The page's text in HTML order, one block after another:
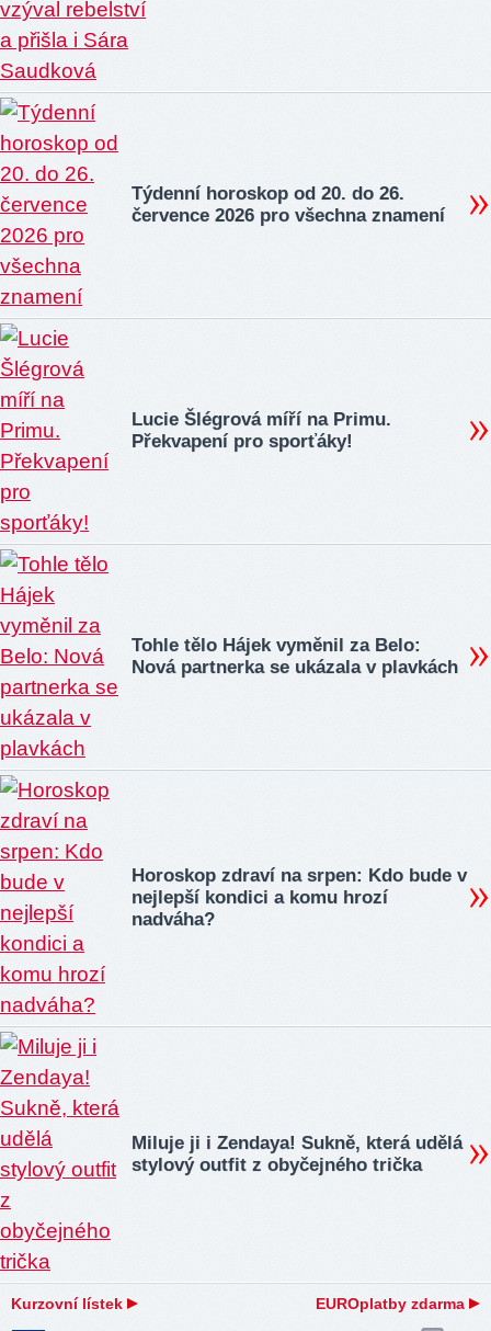
Týdenní horoskop od 20. do 26.
července 2026 pro všechna znamení
Lucie Šlégrová míří na Primu.
Překvapení pro sporťáky!
Tohle tělo Hájek vyměnil za Belo:
Nová partnerka se ukázala v plavkách
Horoskop zdraví na srpen: Kdo bude v
nejlepší kondici a komu hrozí
nadváha?
Miluje ji i Zendaya! Sukně, která udělá
stylový outfit z obyčejného trička
Kurzovní lístek EUROplatby zdarma